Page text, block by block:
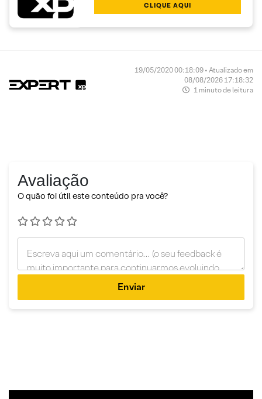
CLIQUE AQUI
19/05/2020 00:18:09 • Atualizado em
08/08/2026 17:18:32
1 minuto de leitura
Avaliação
O quão foi útil este conteúdo pra você?
Enviar